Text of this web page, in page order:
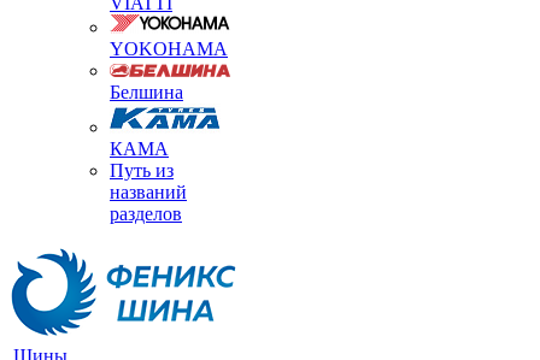
YOKOHAMA
Белшина
КАМА
Путь из
названий
разделов
Шины